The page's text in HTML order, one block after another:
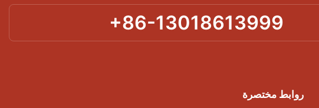
+86-13018613999
روابط مختصرة